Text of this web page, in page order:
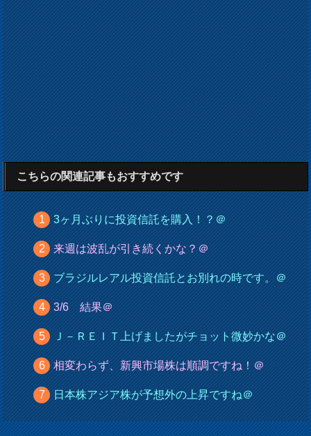
こちらの関連記事もおすすめです
3ヶ月ぶりに投資信託を購入！？＠
来週は波乱が引き続くかな？＠
ブラジルレアル投資信託とお別れの時です。＠
3/6 結果＠
Ｊ－ＲＥＩＴ上げましたがチョット微妙かな＠
相変わらず、新興市場株は順調ですね！＠
日本株アジア株が予想外の上昇ですね＠